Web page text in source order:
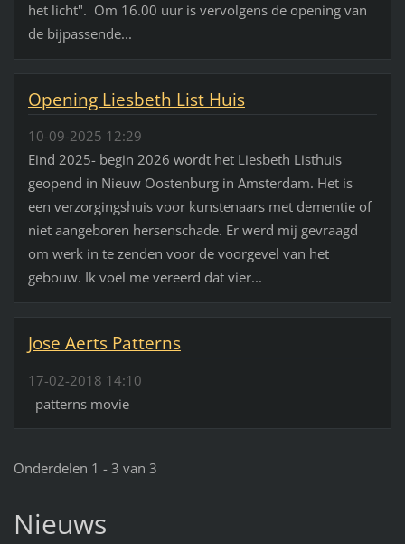
het licht". Om 16.00 uur is vervolgens de opening van
de bijpassende...
Opening Liesbeth List Huis
10-09-2025 12:29
Eind 2025- begin 2026 wordt het Liesbeth Listhuis
geopend in Nieuw Oostenburg in Amsterdam. Het is
een verzorgingshuis voor kunstenaars met dementie of
niet aangeboren hersenschade. Er werd mij gevraagd
om werk in te zenden voor de voorgevel van het
gebouw. Ik voel me vereerd dat vier...
Jose Aerts Patterns
17-02-2018 14:10
patterns movie
Onderdelen 1 - 3 van 3
Nieuws